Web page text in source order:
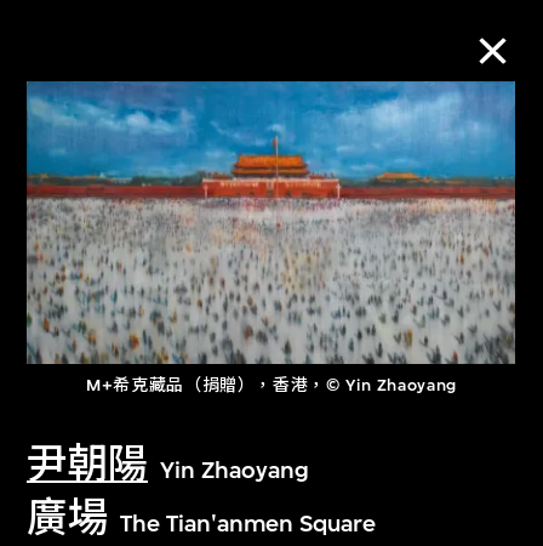
M+希克藏品（捐贈），香港，© Yin Zhaoyang
尹朝陽 Yin Zhaoyang
廣場 The Tian'anmen Square
M+藏品
進一步篩選 搜索
關於M+藏品
探索世界頂級的二十及二十一世紀視覺
文化藏品。